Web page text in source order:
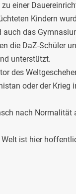
einer
Kindern
das
die DaZ-Schüler
unterstützt.
des
oder der Krieg
nach Normalität
ist hier